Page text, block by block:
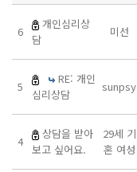
6
개인심리상
담
미선
5
RE: 개인
심리상담
sunpsy
4
상담을 받아
보고 싶어요.
29세 기
혼 여성